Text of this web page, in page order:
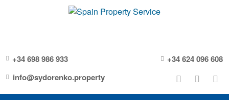
+34 698 986 933
+34 624 096 608
info@sydorenko.property